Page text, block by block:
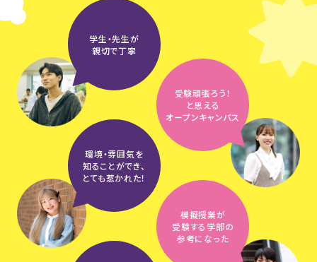
学生・先生が
親切で丁寧
受験頑張ろう！
と思える
オープンキャンパス
環境・雰囲気を
知ることができ、
とても惹かれた！
模擬授業が
受験する学部の
参考になった